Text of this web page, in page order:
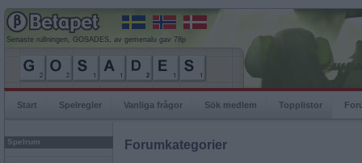
Senaste rullningen, GOSADES, av gemenalu gav 78p
Start Spelregler Vanliga frågor Sök medlem Topplistor
Spelrum Forumkategorier